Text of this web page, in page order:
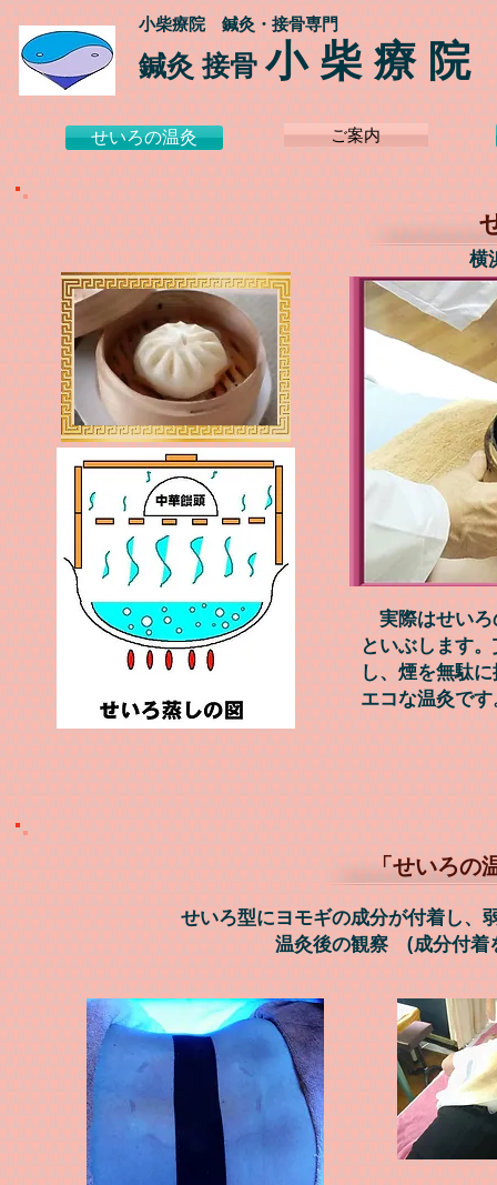
鍼灸 接骨 小 柴 療 院
小柴療院 鍼灸・接骨専門
せいろの温灸 ご案内
実際はせいろ
といぶします
し、煙を無駄
エコな温灸で
横
「せいろの
せいろ型にヨモギの成分が付着し、
温灸後の観察 (成分付着を解